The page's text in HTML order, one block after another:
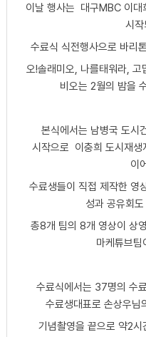
이날 행사는 대구MBC 이대
시
수료식 식전행사으로 바리
오!솔래미오, 나를태워라,
비오는 2월의 밤을
본식에서는 남병국 도시
시작으로 이충희 도시재생
이
수료생들이 직접 제작한 영
성과 공유회
총8개 팀의 8개 영상이 상
마케튜브팀
수료식에서는 37명의 수
수료생대표로 손상우님
기념촬영을 끝으로 약2시